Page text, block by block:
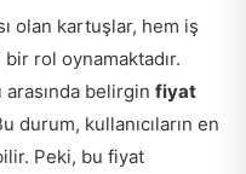
olan kartuşlar, hem iş
rol oynamaktadır.
arasında belirgin fiyat
durum, kullanıcıların en
Peki, bu fiyat